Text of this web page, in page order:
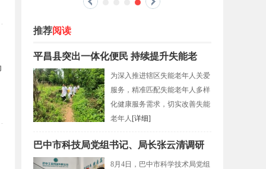
推荐阅读
平昌县突出一体化便民 持续提升失能老
为深入推进辖区失能老年人关爱
服务，精准匹配失能老年人多样
化健康服务需求，切实改善失能
老年人 [详细]
巴中市科技局党组书记、局长张云清调研
8月4日，巴中市科学技术局党组